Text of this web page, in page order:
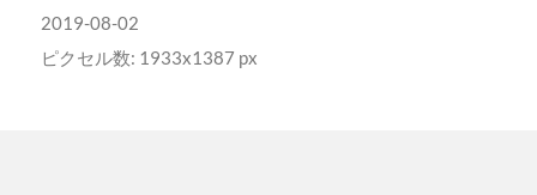
2019-08-02
ピクセル数: 1933x1387 px